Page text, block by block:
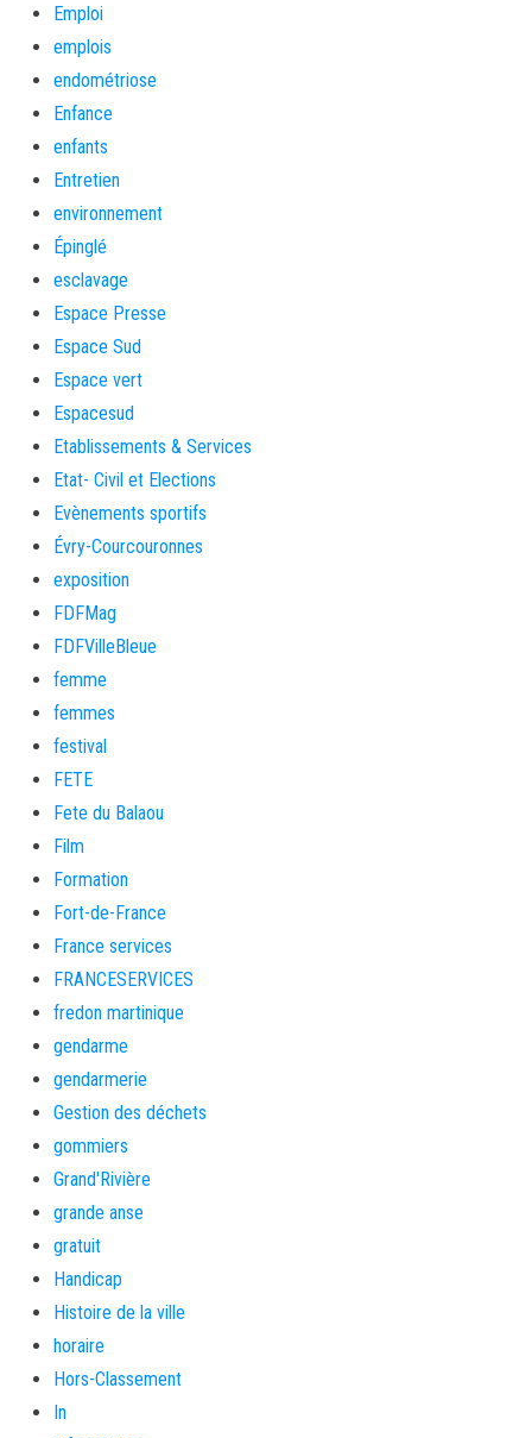
Emploi
emplois
endométriose
Enfance
enfants
Entretien
environnement
Épinglé
esclavage
Espace Presse
Espace Sud
Espace vert
Espacesud
Etablissements & Services
Etat- Civil et Elections
Evènements sportifs
Évry-Courcouronnes
exposition
FDFMag
FDFVilleBleue
femme
femmes
festival
FETE
Fete du Balaou
Film
Formation
Fort-de-France
France services
FRANCESERVICES
fredon martinique
gendarme
gendarmerie
Gestion des déchets
gommiers
Grand'Rivière
grande anse
gratuit
Handicap
Histoire de la ville
horaire
Hors-Classement
In